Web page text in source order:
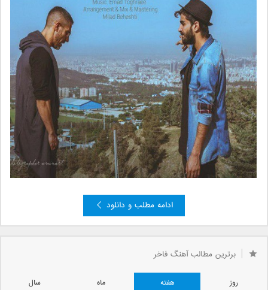
ادامه مطلب و دانلود
برترین مطالب آهنگ فاخر
روز هفته ماه
سال